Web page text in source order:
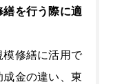
繕を行う際に適
修繕に活用で
金の違い、東